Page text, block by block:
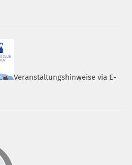
Veranstaltungshinweise via E-